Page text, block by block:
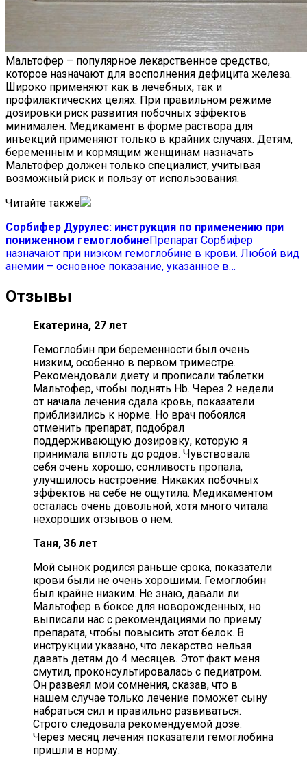
Мальтофер – популярное лекарственное средство,
которое назначают для восполнения дефицита железа.
Широко применяют как в лечебных, так и
профилактических целях. При правильном режиме
дозировки риск развития побочных эффектов
минимален. Медикамент в форме раствора для
инъекций применяют только в крайних случаях. Детям,
беременным и кормящим женщинам назначать
Мальтофер должен только специалист, учитывая
возможный риск и пользу от использования.
Читайте также
Сорбифер Дурулес: инструкция по применению при
пониженном гемоглобинеПрепарат Сорбифер
назначают при низком гемоглобине в крови. Любой вид
анемии – основное показание, указанное в…
Отзывы
Екатерина, 27 лет
Гемоглобин при беременности был очень
низким, особенно в первом триместре.
Рекомендовали диету и прописали таблетки
Мальтофер, чтобы поднять Hb. Через 2 недели
от начала лечения сдала кровь, показатели
приблизились к норме. Но врач побоялся
отменить препарат, подобрал
поддерживающую дозировку, которую я
принимала вплоть до родов. Чувствовала
себя очень хорошо, сонливость пропала,
улучшилось настроение. Никаких побочных
эффектов на себе не ощутила. Медикаментом
осталась очень довольной, хотя много читала
нехороших отзывов о нем.
Таня, 36 лет
Мой сынок родился раньше срока, показатели
крови были не очень хорошими. Гемоглобин
был крайне низким. Не знаю, давали ли
Мальтофер в боксе для новорожденных, но
выписали нас с рекомендациями по приему
препарата, чтобы повысить этот белок. В
инструкции указано, что лекарство нельзя
давать детям до 4 месяцев. Этот факт меня
смутил, проконсультировалась с педиатром.
Он развеял мои сомнения, сказав, что в
нашем случае только лечение поможет сыну
набраться сил и правильно развиваться.
Строго следовала рекомендуемой дозе.
Через месяц лечения показатели гемоглобина
пришли в норму.